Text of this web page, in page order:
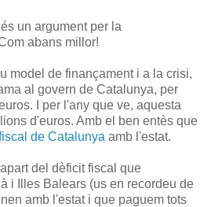
un argument per la
abans millor!
model de finançament i a la crisi,
al govern de Catalunya, per
I per l'any que ve, aquesta
d'euros. Amb el ben entès que
de Catalunya amb l'estat.
del dèficit fiscal que
i Illes Balears (us en recordeu de
amb l'estat i que paguem tots